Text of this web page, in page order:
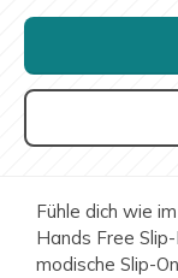
Fühle dich wie
Hands Free
modische Slip-